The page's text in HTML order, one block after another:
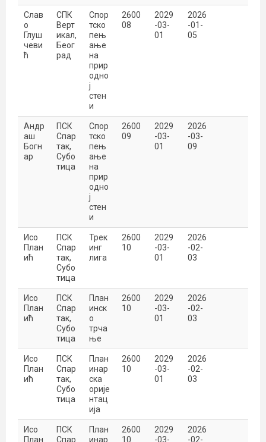
Слав
о
Глуш
чеви
ћ
СПК
Верт
икал,
Беог
рад
Спор
тско
пењ
ање
на
прир
одно
ј
стен
и
2600
08
2029
-03-
01
2026
-01-
05
Андр
аш
Богн
ар
ПСК
Спар
так,
Субо
тица
Спор
тско
пењ
ање
на
прир
одно
ј
стен
и
2600
09
2029
-03-
01
2026
-03-
09
Исо
План
ић
ПСК
Спар
так,
Субо
тица
Трек
инг
лига
2600
10
2029
-03-
01
2026
-02-
03
Исо
План
ић
ПСК
Спар
так,
Субо
тица
План
инск
о
трча
ње
2600
10
2029
-03-
01
2026
-02-
03
Исо
План
ић
ПСК
Спар
так,
Субо
тица
План
инар
ска
орије
нтац
ија
2600
10
2029
-03-
01
2026
-02-
03
Исо
План
ПСК
Спар
План
инар
2600
10
2029
-03-
2026
-02-